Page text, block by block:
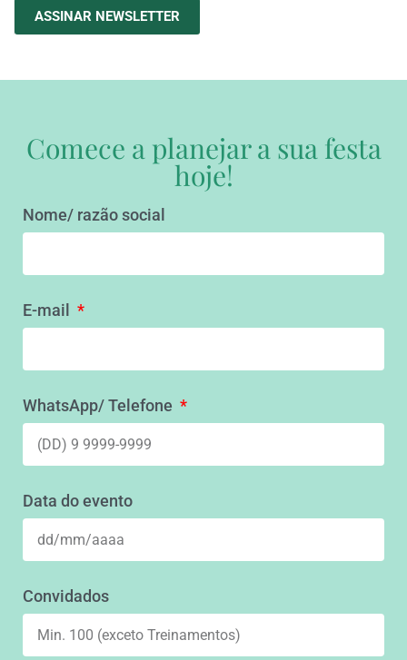
ASSINAR NEWSLETTER
Comece a planejar a sua festa
hoje!
Nome/ razão social
E-mail
WhatsApp/ Telefone
Data do evento
Convidados